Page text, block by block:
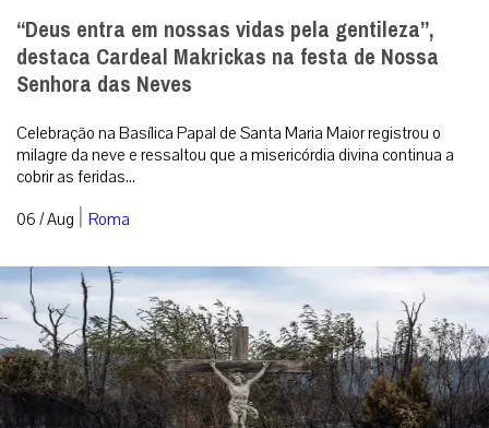
“Deus entra em nossas vidas pela gentileza”,
destaca Cardeal Makrickas na festa de Nossa
Senhora das Neves
Celebração na Basílica Papal de Santa Maria Maior registrou o
milagre da neve e ressaltou que a misericórdia divina continua a
cobrir as feridas...
06 / Aug | Roma